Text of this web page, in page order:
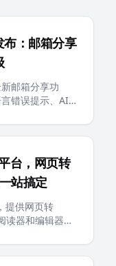
：邮箱分享
邮箱分享功
错误提示、AI
台，网页转
站搞定
提供网页转
读器和编辑器等